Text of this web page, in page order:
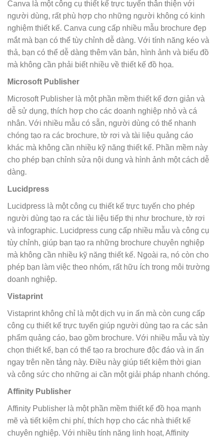
Canva là một công cụ thiết kế trực tuyến thân thiện với
người dùng, rất phù hợp cho những người không có kinh
nghiệm thiết kế. Canva cung cấp nhiều mẫu brochure đẹp
mắt mà bạn có thể tùy chỉnh dễ dàng. Với tính năng kéo và
thả, bạn có thể dễ dàng thêm văn bản, hình ảnh và biểu đồ
mà không cần phải biết nhiều về thiết kế đồ họa.
Microsoft Publisher
Microsoft Publisher là một phần mềm thiết kế đơn giản và
dễ sử dụng, thích hợp cho các doanh nghiệp nhỏ và cá
nhân. Với nhiều mẫu có sẵn, người dùng có thể nhanh
chóng tạo ra các brochure, tờ rơi và tài liệu quảng cáo
khác mà không cần nhiều kỹ năng thiết kế. Phần mềm này
cho phép bạn chỉnh sửa nội dung và hình ảnh một cách dễ
dàng.
Lucidpress
Lucidpress là một công cụ thiết kế trực tuyến cho phép
người dùng tạo ra các tài liệu tiếp thị như brochure, tờ rơi
và infographic. Lucidpress cung cấp nhiều mẫu và công cụ
tùy chỉnh, giúp bạn tạo ra những brochure chuyên nghiệp
mà không cần nhiều kỹ năng thiết kế. Ngoài ra, nó còn cho
phép bạn làm việc theo nhóm, rất hữu ích trong môi trường
doanh nghiệp.
Vistaprint
Vistaprint không chỉ là một dịch vụ in ấn mà còn cung cấp
công cụ thiết kế trực tuyến giúp người dùng tạo ra các sản
phẩm quảng cáo, bao gồm brochure. Với nhiều mẫu và tùy
chọn thiết kế, bạn có thể tạo ra brochure độc đáo và in ấn
ngay trên nền tảng này. Điều này giúp tiết kiệm thời gian
và công sức cho những ai cần một giải pháp nhanh chóng.
Affinity Publisher
Affinity Publisher là một phần mềm thiết kế đồ họa mạnh
mẽ và tiết kiệm chi phí, thích hợp cho các nhà thiết kế
chuyên nghiệp. Với nhiều tính năng linh hoạt, Affinity